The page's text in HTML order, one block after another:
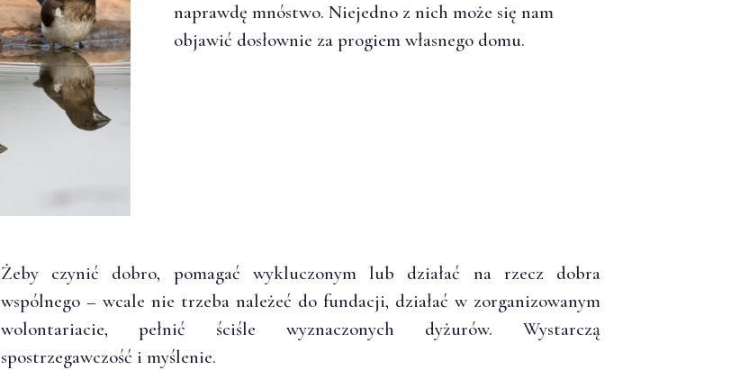
naprawdę mnóstwo. Niejedno z nich może się nam
objawić dosłownie za progiem własnego domu.
Żeby czynić dobro, pomagać wykluczonym lub działać na rzecz dobra
wspólnego – wcale nie trzeba należeć do fundacji, działać w zorganizowanym
wolontariacie, pełnić ściśle wyznaczonych dyżurów. Wystarczą
spostrzegawczość i myślenie.